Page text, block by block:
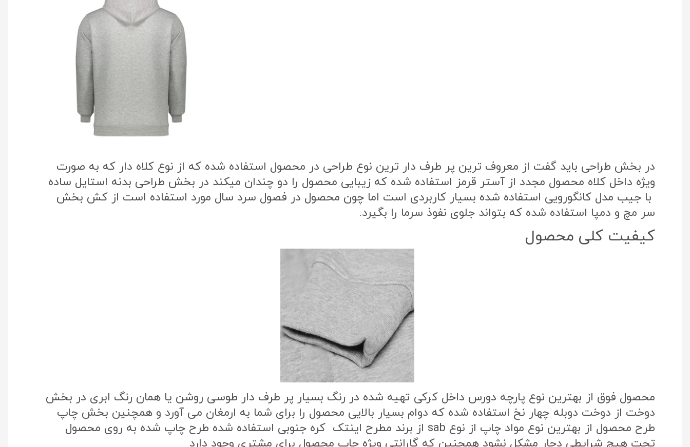
در بخش طراحی باید گفت از معروف ترین پر طرف دار ترین نوع طراحی در محصول استفاده شده که از نوع کلاه دار که به صورت
ویژه داخل کلاه محصول مجدد از آستر قرمز استفاده شده که زیبایی محصول را دو چندان میکند در بخش طراحی بدنه استایل ساده
با جیب مدل کانگورویی استفاده شده بسیار کاربردی است اما چون محصول در فصول سرد سال مورد استفاده است از کش بخش
سر مچ و دمپا استفاده شده که بتواند جلوی نفوذ سرما را بگیرد.
کیفیت کلی محصول
محصول فوق از بهترین نوع پارچه دورس داخل کرکی تهیه شده در رنگ بسیار پر طرف دار طوسی روشن یا همان رنگ ابری در بخش
دوخت از دوخت دوبله چهار نخ استفاده شده که دوام بسیار بالایی محصول را برای شما به ارمغان می آورد و همچنین بخش چاپ
طرح محصول از بهترین نوع مواد چاپ از نوع sab از برند مطرح اینتک کره جنوبی استفاده شده طرح چاپ شده به روی محصول
تحت هیچ شرایطی دچار مشکل نشود همچنین که گارانتی ویژه چاپ محصول برای مشتری وجود دارد